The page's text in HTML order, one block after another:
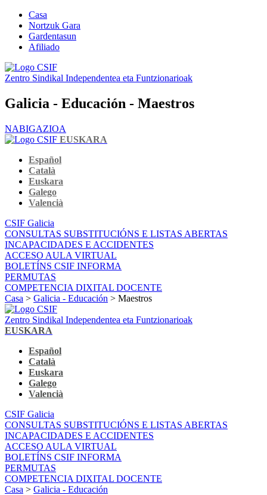
Casa
Nortzuk Gara
Gardentasun
Afiliado
Zentro Sindikal Independentea eta Funtzionarioak
Galicia - Educación - Maestros
NABIGAZIOA
EUSKARA
Español
Català
Euskara
Galego
Valencià
CSIF Galicia
CONSULTAS SUBSTITUCIÓNS E LISTAS ABERTAS
INCAPACIDADES E ACCIDENTES
ACCESO AULA VIRTUAL
BOLETÍNS CSIF INFORMA
PERMUTAS
COMPETENCIA DIXITAL DOCENTE
Casa > Galicia - Educación > Maestros
Zentro Sindikal Independentea eta Funtzionarioak
EUSKARA
Español
Català
Euskara
Galego
Valencià
CSIF Galicia
CONSULTAS SUBSTITUCIÓNS E LISTAS ABERTAS
INCAPACIDADES E ACCIDENTES
ACCESO AULA VIRTUAL
BOLETÍNS CSIF INFORMA
PERMUTAS
COMPETENCIA DIXITAL DOCENTE
Casa > Galicia - Educación